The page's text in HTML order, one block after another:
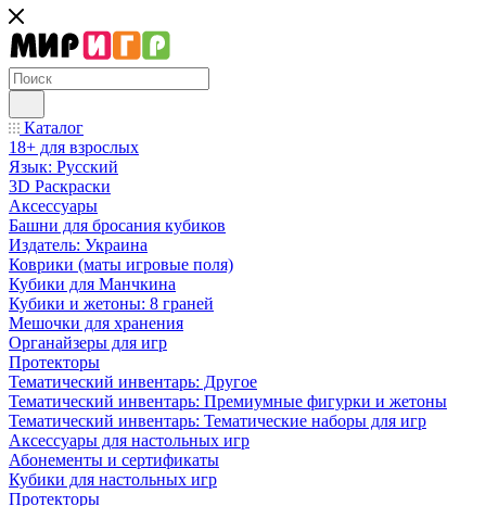
Каталог
18+ для взрослых
Язык: Русский
3D Раскраски
Аксессуары
Башни для бросания кубиков
Издатель: Украина
Коврики (маты игровые поля)
Кубики для Манчкина
Кубики и жетоны: 8 граней
Мешочки для хранения
Органайзеры для игр
Протекторы
Тематический инвентарь: Другое
Тематический инвентарь: Премиумные фигурки и жетоны
Тематический инвентарь: Тематические наборы для игр
Аксессуары для настольных игр
Абонементы и сертификаты
Кубики для настольных игр
Протекторы